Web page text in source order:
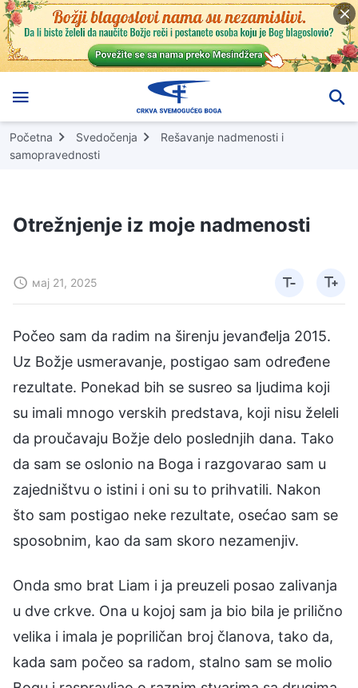
Početna Svedočenja
Rešavanje nadmenosti i
samopravednosti
Otrežnjenje iz moje nadmenosti
мај 21, 2025
Počeo sam da radim na širenju jevanđelja 2015.
Uz Božje usmeravanje, postigao sam određene
rezultate. Ponekad bih se susreo sa ljudima koji
su imali mnogo verskih predstava, koji nisu želeli
da proučavaju Božje delo poslednjih dana. Tako
da sam se oslonio na Boga i razgovarao sam u
zajedništvu o istini i oni su to prihvatili. Nakon
što sam postigao neke rezultate, osećao sam se
sposobnim, kao da sam skoro nezamenjiv.
Onda smo brat Liam i ja preuzeli posao zalivanja
u dve crkve. Ona u kojoj sam ja bio bila je prilično
velika i imala je popriličan broj članova, tako da,
kada sam počeo sa radom, stalno sam se molio